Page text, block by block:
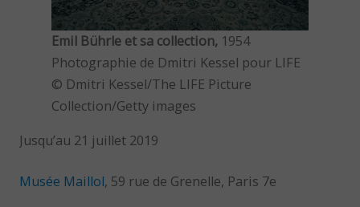
Emil Bührle et sa collection, 1954
Photographie de Dmitri Kessel pour LIFE
© Dmitri Kessel/The LIFE Picture
Collection/Getty images
Jusqu’au 21 juillet 2019
Musée Maillol, 59 rue de Grenelle, Paris 7e